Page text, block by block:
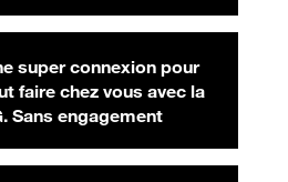
super connexion pour
faire chez vous avec la
Sans engagement